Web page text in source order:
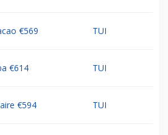
€569 TUI
€614 TUI
€594 TUI